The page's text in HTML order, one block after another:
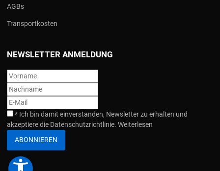
AGBs
Transportkosten
NEWSLETTER ANMELDUNG
* Ich bin damit einverstanden, Newsletter zu erhalten und
akzeptiere die Datenschutzrichtlinie. Weiterlesen
ABONNIEREN
accessibility_new